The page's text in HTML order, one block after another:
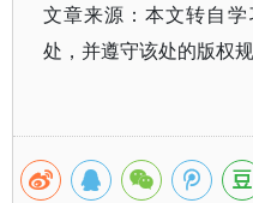
文章来源：本文转自
处，并遵守该处的版权规